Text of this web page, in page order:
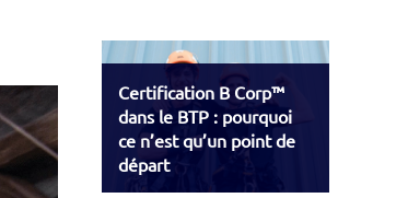
Certification B Corp™
dans le BTP : pourquoi
ce n’est qu’un point de
départ